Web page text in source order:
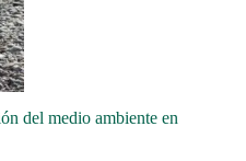
del medio ambiente en